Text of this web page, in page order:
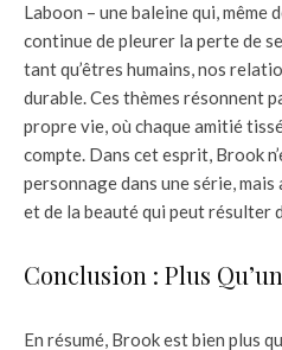
Laboon – une baleine qui, même
continue de pleurer la perte de
tant qu’êtres humains, nos
durable. Ces thèmes résonnent
propre vie, où chaque amitié
compte. Dans cet esprit, Brook
personnage dans une série,
et de la beauté qui peut résulter
Conclusion : Plus
En résumé, Brook est bien plus